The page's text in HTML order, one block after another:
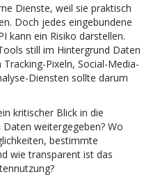
Dienste, weil sie praktisch
Doch jedes eingebundene
kann ein Risiko darstellen.
still im Hintergrund Daten
Pixeln, Social-Media-
Diensten sollte darum
kritischer Blick in die
weitergegeben? Wo
bestimmte
wie transparent ist das